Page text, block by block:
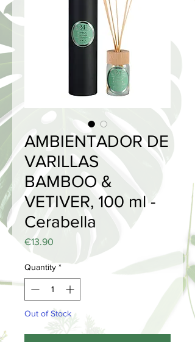
AMBIENTADOR DE
VARILLAS
BAMBOO &
VETIVER, 100 ml -
Cerabella
€13.90
Quantity *
Out of Stock